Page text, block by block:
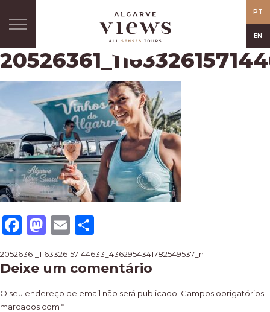
PT
EN
Facebook
Mastodon
Email
Navegação
de
artigos
20526361_1163326157144633_4362954341782549537_n
Deixe um comentário
O seu endereço de email não será publicado. Campos obrigatórios
marcados com *